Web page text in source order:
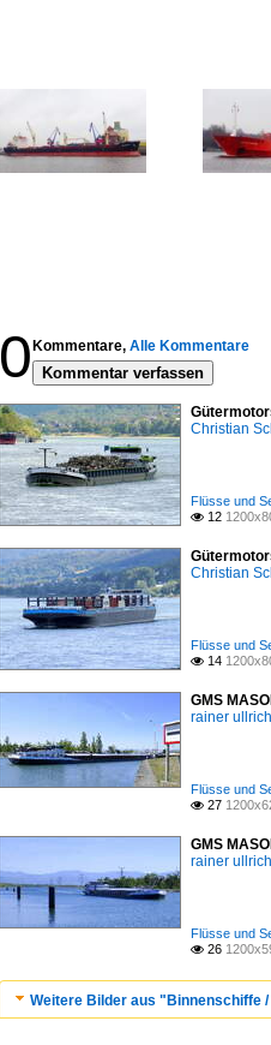
0 Kommentare, Alle Kommentare
Kommentar verfassen
Christian
Flüsse und
 12
Christian
Flüsse und
 14
GMS
rainer ullrich
Flüsse und
 27
GMS
rainer ullrich
Flüsse und
 26
Weitere Bilder aus "Binnenschiffe